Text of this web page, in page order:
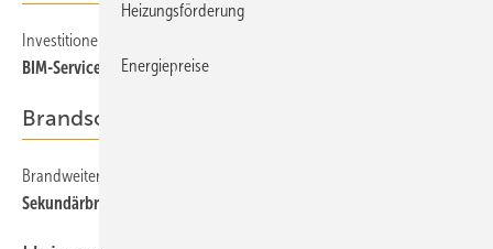
Investitionen in Datenmodelle und technischen Support
BIM-Service für die Befestigungstechnik
Brandschutz
Brandweiterleitung durch Abwasserleitungen
Sekundärbrände als Risiko erkennen
Heizungsförderung
Energiepreise